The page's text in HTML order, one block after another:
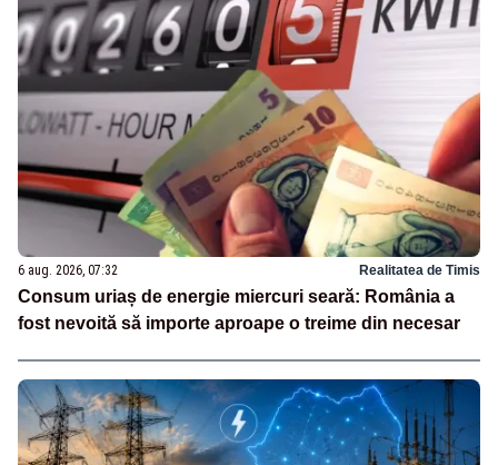
6 aug. 2026, 07:32 Realitatea de Timis
Consum uriaș de energie miercuri seară: România a
fost nevoită să importe aproape o treime din necesar